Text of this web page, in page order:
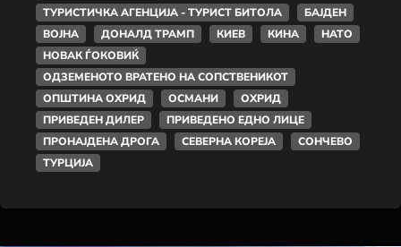
ТУРИСТИЧКА АГЕНЦИЈА - ТУРИСТ БИТОЛА
БАЈДЕН
ВОЈНА
ДОНАЛД ТРАМП КИЕВ КИНА
НАТО
НОВАК ЃОКОВИЌ
ОДЗЕМЕНОТО ВРАТЕНО НА СОПСТВЕНИКОТ
ОПШТИНА ОХРИД
ОСМАНИ
ОХРИД
ПРИВЕДЕН ДИЛЕР
ПРИВЕДЕНО ЕДНО ЛИЦЕ
ПРОНАЈДЕНА ДРОГА
СЕВЕРНА КОРЕЈА
СОНЧЕВО
ТУРЦИЈА